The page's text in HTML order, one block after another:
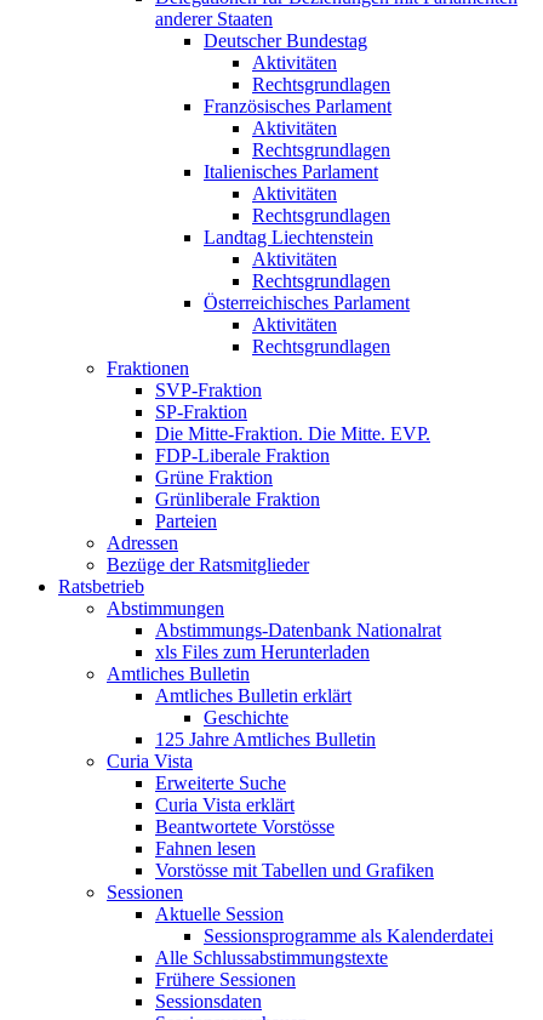
anderer Staaten
Deutscher Bundestag
Aktivitäten
Rechtsgrundlagen
Französisches Parlament
Aktivitäten
Rechtsgrundlagen
Italienisches Parlament
Aktivitäten
Rechtsgrundlagen
Landtag Liechtenstein
Aktivitäten
Rechtsgrundlagen
Österreichisches Parlament
Aktivitäten
Rechtsgrundlagen
Fraktionen
SVP-Fraktion
SP-Fraktion
Die Mitte-Fraktion. Die Mitte. EVP.
FDP-Liberale Fraktion
Grüne Fraktion
Grünliberale Fraktion
Parteien
Adressen
Bezüge der Ratsmitglieder
Ratsbetrieb
Abstimmungen
Abstimmungs-Datenbank Nationalrat
xls Files zum Herunterladen
Amtliches Bulletin
Amtliches Bulletin erklärt
Geschichte
125 Jahre Amtliches Bulletin
Curia Vista
Erweiterte Suche
Curia Vista erklärt
Beantwortete Vorstösse
Fahnen lesen
Vorstösse mit Tabellen und Grafiken
Sessionen
Aktuelle Session
Sessionsprogramme als Kalenderdatei
Alle Schlussabstimmungstexte
Frühere Sessionen
Sessionsdaten